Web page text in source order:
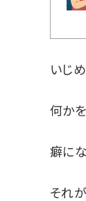
いじ
何か
癖に
それ